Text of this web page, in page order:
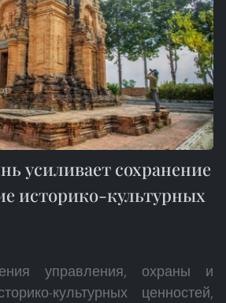
усиливает сохранение
историко-культурных
управления, охраны и
культурных ценностей,